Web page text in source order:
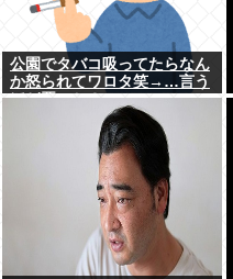
公園でタバコ吸ってたらなん
か怒られてワロタ笑→…言う
ほど悪いか？